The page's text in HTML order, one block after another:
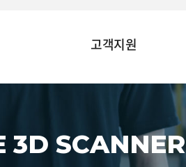
고객지원
3D SCANNER